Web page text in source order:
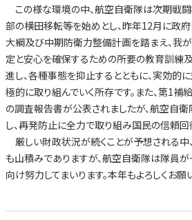
この様な環境の中、航空自衛隊は次期戦
部の横田移転等を始めとし、昨年12月に政
大綱及び中期防衛力整備計画を踏まえ、我
定と安心を確保するための所要の教育訓練
進し、各種事態を抑止するとともに、実効的
極的に取り組んでいく所存です。また、第1
の調査報告書が公表されましたが、航空自
し、再発防止に全力で取り組み国民の信頼回
厳しい財政状況が続くことが予想される中
も山積みでありますが、航空自衛隊は隊員
向け努力してまいります。本年もよろしくお願